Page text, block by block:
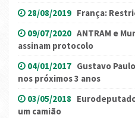
28/08/2019 França:
09/07/2020 ANTRAM e
assinam protocolo
04/01/2017 Gustavo
nos próximos 3 anos
03/05/2018
um camião